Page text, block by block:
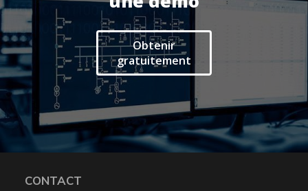
Obtenir
gratuitement
CONTACT
Suivi des intervenants
Frontaux de réception
Téléphonie
Actualités